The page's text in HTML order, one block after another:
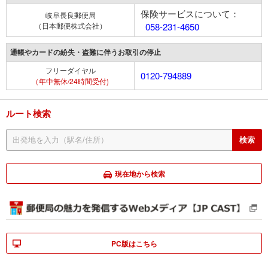
岐阜長良郵便局
（日本郵便株式会社）
保険サービスについて：
058-231-4650
通帳やカードの紛失・盗難に伴うお取引の停止
フリーダイヤル
（年中無休/24時間受付)
0120-794889
ルート検索
現在地から検索
PC版はこちら